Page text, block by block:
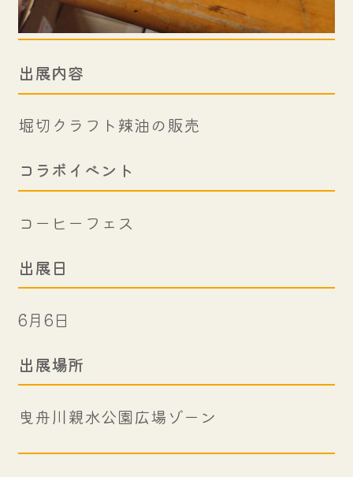
出展内容
堀切クラフト辣油の販売
コラボイベント
コーヒーフェス
出展日
6月6日
出展場所
曳舟川親水公園広場ゾーン